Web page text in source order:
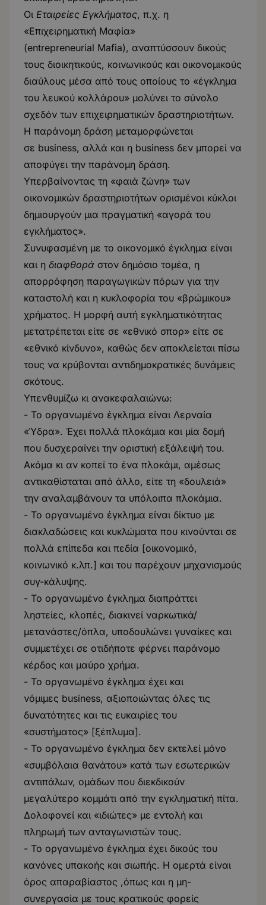
Οι Εταιρείες Εγκλήματος, π.χ. η
«Επιχειρηματική Μαφία»
(entrepreneurial Mafia), αναπτύσσουν δικούς
τους διοικητικούς, κοινωνικούς και οικονομικούς
διαύλους μέσα από τους οποίους το «έγκλημα
του λευκού κολλάρου» μολύνει το σύνολο
σχεδόν των επιχειρηματικών δραστηριοτήτων.
Η παράνομη δράση μεταμορφώνεται
σε business, αλλά και η business δεν μπορεί να
αποφύγει την παράνομη δράση.
Υπερβαίνοντας τη «φαιά ζώνη» των
οικονομικών δραστηριοτήτων ορισμένοι κύκλοι
δημιουργούν μια πραγματική «αγορά του
εγκλήματος».
Συνυφασμένη με το οικονομικό έγκλημα είναι
και η διαφθορά στον δημόσιο τομέα, η
απορρόφηση παραγωγικών πόρων για την
καταστολή και η κυκλοφορία του «βρώμικου»
χρήματος. Η μορφή αυτή εγκληματικότητας
μετατρέπεται είτε σε «εθνικό σπορ» είτε σε
«εθνικό κίνδυνο», καθώς δεν αποκλείεται πίσω
τους να κρύβονται αντιδημοκρατικές δυνάμεις
σκότους.
Υπενθυμίζω κι ανακεφαλαιώνω:
- Το οργανωμένο έγκλημα είναι Λερναία
«Ύδρα». Έχει πολλά πλοκάμια και μία δομή
που δυσχεραίνει την οριστική εξάλειψή του.
Ακόμα κι αν κοπεί το ένα πλοκάμι, αμέσως
αντικαθίσταται από άλλο, είτε τη «δουλειά»
την αναλαμβάνουν τα υπόλοιπα πλοκάμια.
- Το οργανωμένο έγκλημα είναι δίκτυο με
διακλαδώσεις και κυκλώματα που κινούνται σε
πολλά επίπεδα και πεδία [οικονομικό,
κοινωνικό κ.λπ.] και του παρέχουν μηχανισμούς
συγ-κάλυψης.
- Το οργανωμένο έγκλημα διαπράττει
ληστείες, κλοπές, διακινεί ναρκωτικά/
μετανάστες/όπλα, υποδουλώνει γυναίκες και
συμμετέχει σε οτιδήποτε φέρνει παράνομο
κέρδος και μαύρο χρήμα.
- Το οργανωμένο έγκλημα έχει και
νόμιμες business, αξιοποιώντας όλες τις
δυνατότητες και τις ευκαιρίες του
«συστήματος» [ξέπλυμα].
- Το οργανωμένο έγκλημα δεν εκτελεί μόνο
«συμβόλαια θανάτου» κατά των εσωτερικών
αντιπάλων, ομάδων που διεκδικούν
μεγαλύτερο κομμάτι από την εγκληματική πίτα.
Δολοφονεί και «ιδιώτες» με εντολή και
πληρωμή των ανταγωνιστών τους.
- Το οργανωμένο έγκλημα έχει δικούς του
κανόνες υπακοής και σιωπής. Η ομερτά είναι
όρος απαραβίαστος ,όπως και η μη-
συνεργασία με τους κρατικούς φορείς